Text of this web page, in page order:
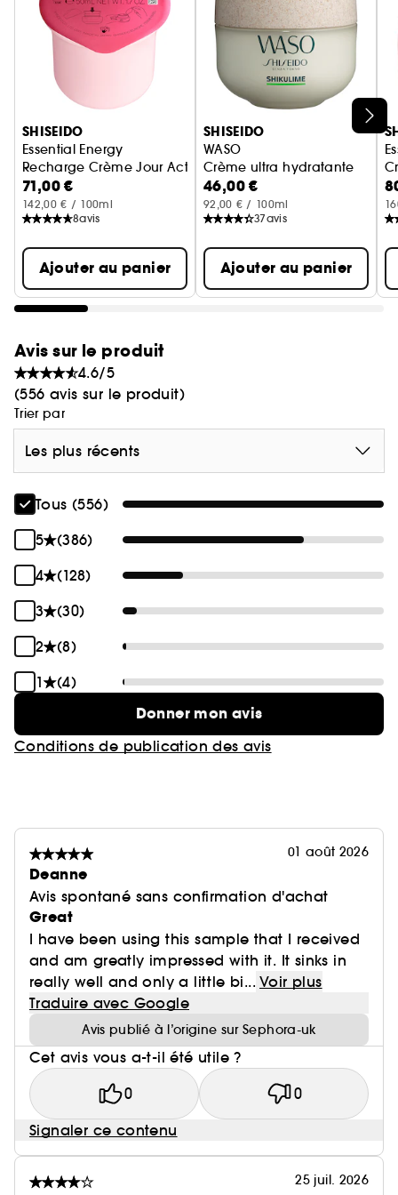
TESTÉ DERMATOLOGIQUEMENT.
Ignorer le carrousel produits
SHISEIDO
Essential Energy
Recharge Crème Jour Activatrice d'Hydratation SPF20
71,00 €
142,00 € / 100ml
8avis
Ajouter au panier
SHISEIDO
WASO
Crème ultra hydratante
46,00 €
92,00 € / 100ml
37avis
Ajouter au panier
Avis sur le produit
4.6/5
(556 avis sur le produit)
Trier par
Les plus récents
Tous (556)
5
(386)
4
(128)
3
(30)
2
(8)
1
(4)
Donner mon avis
Conditions de publication des avis
01 août 2026
Deanne
Avis spontané sans confirmation d'achat
Great
I have been using this sample that I received
and am greatly impressed with it. It sinks in
really well and only a little bi... Voir plus
Traduire avec Google
Avis publié à l’origine sur Sephora-uk
Cet avis vous a-t-il été utile ?
0 0
Signaler ce contenu
25 juil. 2026